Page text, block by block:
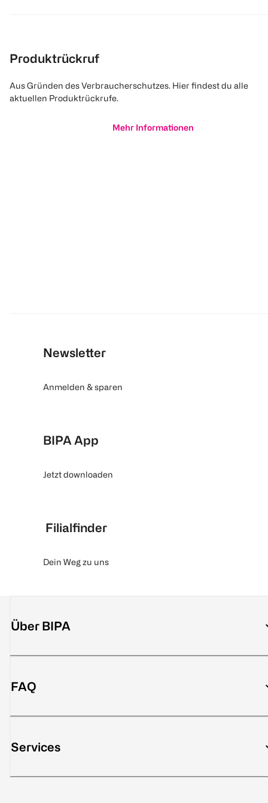
Produktrückruf
Aus Gründen des Verbraucherschutzes. Hier findest du alle
aktuellen Produktrückrufe.
Mehr Informationen
Newsletter
Anmelden & sparen
BIPA App
Jetzt downloaden
Filialfinder
Dein Weg zu uns
Über BIPA
FAQ
Services